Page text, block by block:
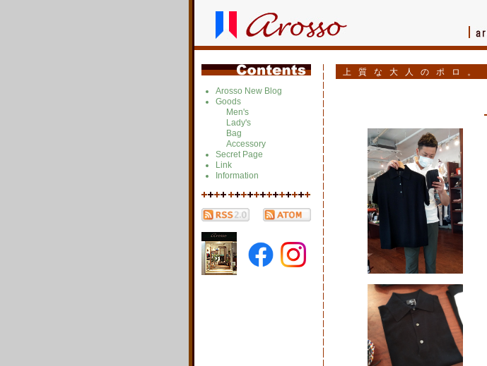
Arosso New Blog
Goods
Men's
Lady's
Bag
Accessory
Secret Page
Link
Information
上質な大人のポロ。